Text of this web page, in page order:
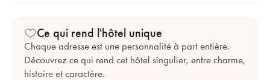
Ce qui rend l'hôtel unique
Chaque adresse est une personnalité à part entière.
Découvrez ce qui rend cet hôtel singulier, entre charme,
histoire et caractère.